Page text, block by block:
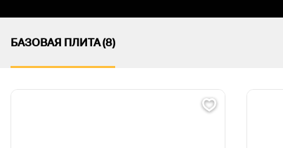
БАЗОВАЯ ПЛИТА (8)